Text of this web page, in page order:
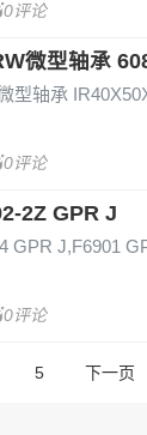
0评论
微型轴承
轴承
0评论
2Z GPR J
GPR J,F6901
0评论
5 下一页